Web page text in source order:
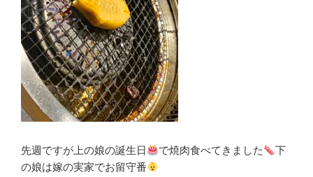
先週ですが上の娘の誕生日 で焼肉食べてきました
下
の娘は嫁の実家でお留守番